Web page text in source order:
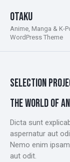
Otaku
Anime, Manga & K-
WordPress Theme
SELECTION
THE WORLD OF
Dicta sunt
aspernatur aut
Nemo enim
aut odit.